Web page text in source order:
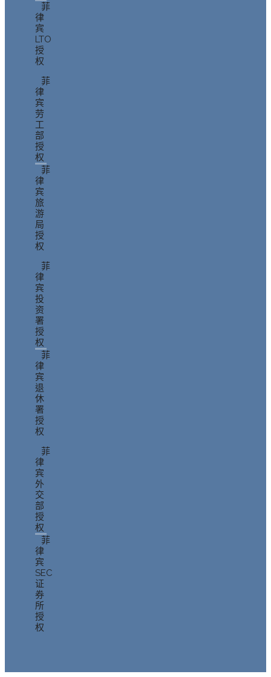
菲
律
宾
LTO
授
权
菲
律
宾
劳
工
部
授
权
菲
律
宾
旅
游
局
授
权
菲
律
宾
投
资
署
授
权
菲
律
宾
退
休
署
授
权
菲
律
宾
外
交
部
授
权
菲
律
宾
SEC
证
券
所
授
权